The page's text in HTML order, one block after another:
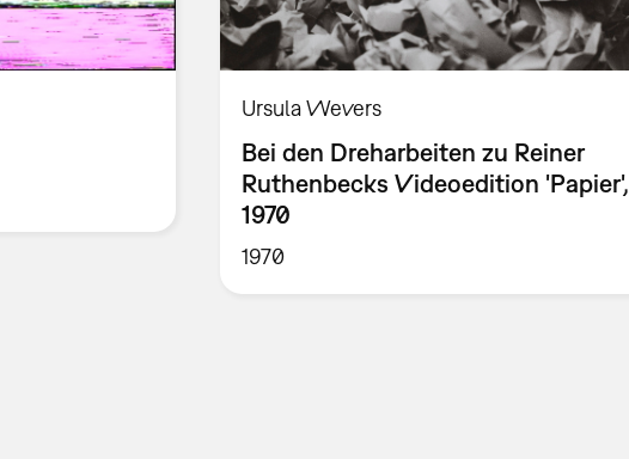
Ursula Wevers
Bei den Dreharbeiten zu Reiner
Ruthenbecks Videoedition 'Papier',
1970
1970